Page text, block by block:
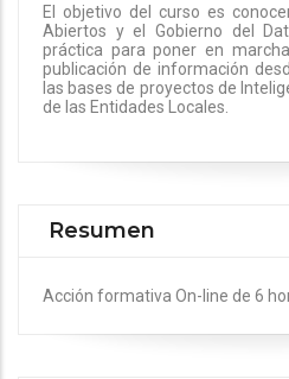
El objetivo del curso es
Abiertos y el Gobierno del
práctica para poner en
publicación de información
las bases de proyectos de
de las Entidades Locales.
Resumen
Acción formativa On-line de 6